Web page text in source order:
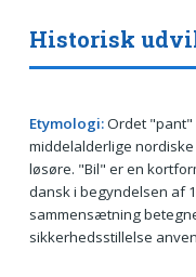
Historisk
Etymologi:Ordet "pant"
middelalderlige
løsøre. "Bil" er en
dansk i begyndelsen af
sammensætning
sikkerhedsstillelse